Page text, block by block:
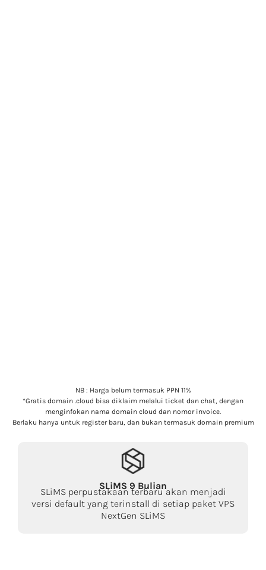
NB : Harga belum termasuk PPN 11%
*Gratis domain .cloud bisa diklaim melalui ticket dan chat, dengan
menginfokan nama domain cloud dan nomor invoice.
Berlaku hanya untuk register baru, dan bukan termasuk domain premium
SLiMS 9 Bulian
SLiMS perpustakaan terbaru akan menjadi
versi default yang terinstall di setiap paket VPS
NextGen SLiMS